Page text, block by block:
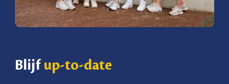
Blijf up-to-date